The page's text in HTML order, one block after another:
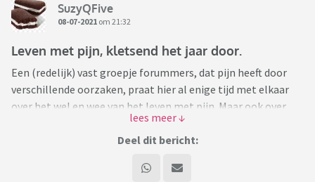
SuzyQFive
08-07-2021 om 21:32
Leven met pijn, kletsend het jaar door.
Een (redelijk) vast groepje forummers, dat pijn heeft door
verschillende oorzaken, praat hier al enige tijd met elkaar
over het wel en wee van het leven met pijn. Maar ook over
andere dingen: wat we zoal doen, ons gezin en werk.
Iedereen is welkom om mee te praten. Sleutelwoorden zijn
Nieuwe regel: Ga geen sorry zeggen voor je bericht, ga niet
Deel dit bericht: